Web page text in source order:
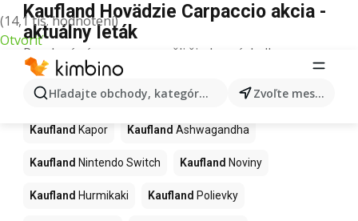
(14,1 tis. hodnotení)
Otvoriť
Hľadajte obchody, kategórie, produkty... Zvoľte mesto
Kaufland Hovädzie Carpaccio akcia -
aktuálny leták
Pre daný výraz sme nenašli žiadne výsledky.
Ďalšie produkty v obchodoch
Kaufland
Kaufland Kapor Kaufland Ashwagandha
Kaufland Nintendo Switch Kaufland Noviny
Kaufland Hurmikaki Kaufland Polievky